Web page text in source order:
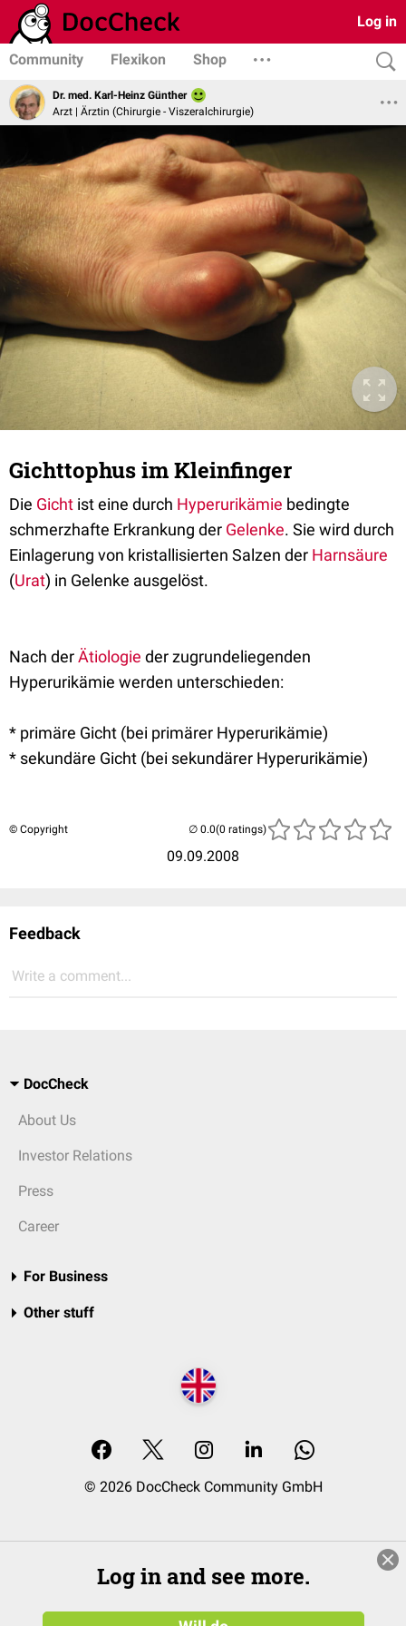
Log in
Community Flexikon Shop
Dr. med. Karl-Heinz Günther
Arzt | Ärztin (Chirurgie - Viszeralchirurgie)
Gichttophus im Kleinfinger
Die Gicht ist eine durch Hyperurikämie bedingte
schmerzhafte Erkrankung der Gelenke. Sie wird durch
Einlagerung von kristallisierten Salzen der Harnsäure
(Urat) in Gelenke ausgelöst.
Nach derÄtiologie der zugrundeliegenden
Hyperurikämie werden unterschieden:
* primäre Gicht (bei primärer Hyperurikämie)
* sekundäre Gicht (bei sekundärer Hyperurikämie)
© Copyright
09.09.2008
(0 ratings)
Feedback
Write a comment...
DocCheck
About Us
Investor Relations
Press
Career
For Business
Other stuff
© 2026 DocCheck Community GmbH
Log in and see more.